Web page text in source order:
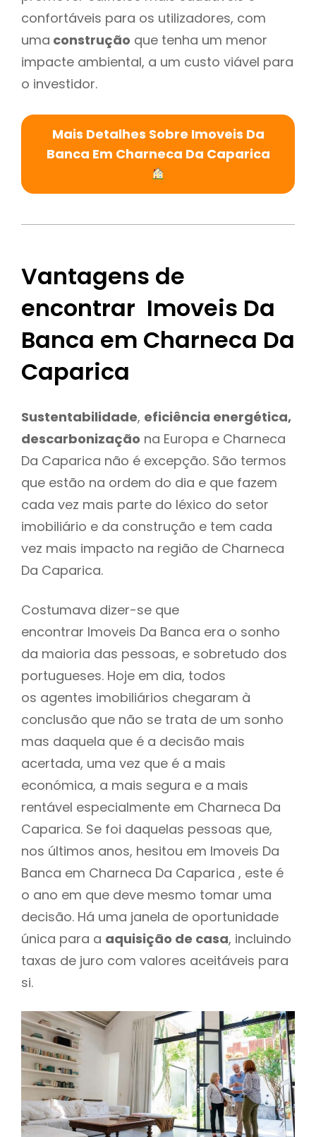
confortáveis para os utilizadores, com
uma construção que tenha um menor
impacte ambiental, a um custo viável para
o investidor.
Mais Detalhes Sobre Imoveis Da
Banca Em Charneca Da Caparica
Vantagens de
encontrar Imoveis Da
Banca em Charneca Da
Caparica
Sustentabilidade, eficiência energética,
descarbonização na Europa e Charneca
Da Caparica não é excepção. São termos
que estão na ordem do dia e que fazem
cada vez mais parte do léxico do setor
imobiliário e da construção e tem cada
vez mais impacto na região de Charneca
Da Caparica.
Costumava dizer-se que
encontrar Imoveis Da Banca era o sonho
da maioria das pessoas, e sobretudo dos
portugueses. Hoje em dia, todos
os agentes imobiliários chegaram à
conclusão que não se trata de um sonho
mas daquela que é a decisão mais
acertada, uma vez que é a mais
económica, a mais segura e a mais
rentável especialmente em Charneca Da
Caparica. Se foi daquelas pessoas que,
nos últimos anos, hesitou em Imoveis Da
Banca em Charneca Da Caparica , este é
o ano em que deve mesmo tomar uma
decisão. Há uma janela de oportunidade
única para a aquisição de casa, incluindo
taxas de juro com valores aceitáveis para
si.